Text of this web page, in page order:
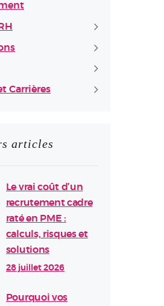
Carrières
articles
Le vrai coût d’un
recrutement cadre
raté en PME :
calculs, risques et
solutions
28 juillet 2026
Pourquoi vos